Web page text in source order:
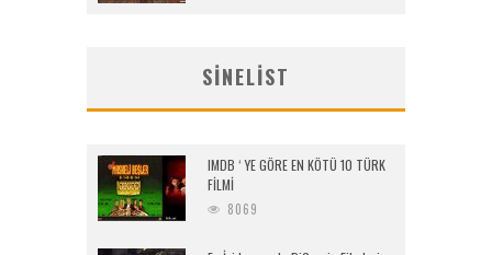
SINELIST
IMDB ‘ YE GÖRE EN KÖTÜ 10 TÜRK
FİLMİ
8069